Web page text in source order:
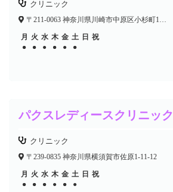
クリニック
〒211-0063 神奈川県川崎市中原区小杉町1-510-1
月 火 水 木 金 土 日 祝
●
● ● ● ●
● ● ● ● ●
パクスレディースクリニック
クリニック
〒239-0835 神奈川県横須賀市佐原1-11-12
月 火 水 木 金 土 日 祝
●
● ● ● ● ●
● ● ● ●